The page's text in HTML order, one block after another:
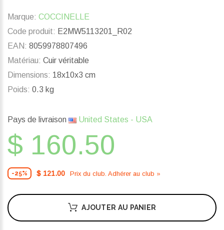
Marque: COCCINELLE
Code produit: E2MW5113201_R02
EAN: 8059978807496
Matériau: Cuir véritable
Dimensions: 18x10x3 cm
Poids: 0.3 kg
Pays de livraison United States - USA
$ 160.50
-25% $ 121.00 Prix ​​du club. Adhérer au club »
AJOUTER AU PANIER